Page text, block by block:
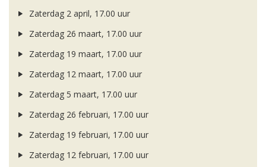
Zaterdag 2 april, 17.00 uur
Zaterdag 26 maart, 17.00 uur
Zaterdag 19 maart, 17.00 uur
Zaterdag 12 maart, 17.00 uur
Zaterdag 5 maart, 17.00 uur
Zaterdag 26 februari, 17.00 uur
Zaterdag 19 februari, 17.00 uur
Zaterdag 12 februari, 17.00 uur